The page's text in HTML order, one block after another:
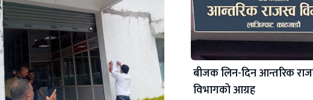
बीजक लिन-दिन आन्तरिक
विभागको आग्रह